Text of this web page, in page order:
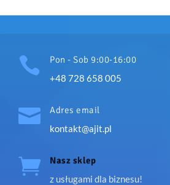

Pon - Sob 9:00-16:00
+48 728 658 005

Adres email
kontakt@ajit.pl

Nasz sklep
z usługami dla biznesu!